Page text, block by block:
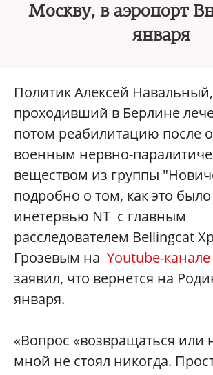
Москву, в аэропорт
января
Политик Алексей Навальный,
проходивший в Берлине
потом реабилитацию после
военным нервно-
веществом из группы
подробно о том, как это
инетервью NT c главным
расследователем Bellingcat
Грозевым на Youtube-канале
заявил, что вернется на
января.
«Вопрос «возвращаться или
мной не стоял никогда.